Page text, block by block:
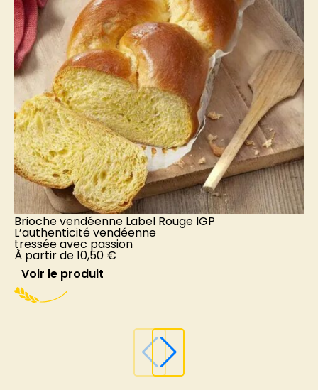
Brioche vendéenne Label Rouge IGP
L’authenticité vendéenne
tressée avec passion
À partir de10,50 €
Voir le produit